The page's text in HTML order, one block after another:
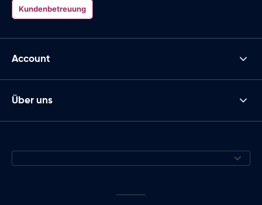
Kundenbetreuung
Account
Über uns